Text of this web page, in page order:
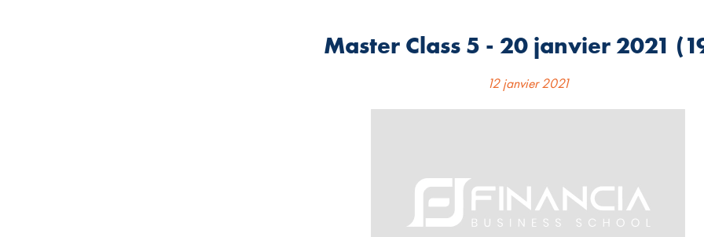
Master Class 5 - 20 janvier 2021
12 janvier 2021